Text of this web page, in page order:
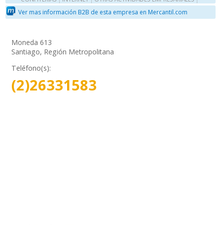
Ver mas información B2B de esta empresa en Mercantil.com
Moneda 613
Santiago, Región Metropolitana
Teléfono(s):
(2)26331583